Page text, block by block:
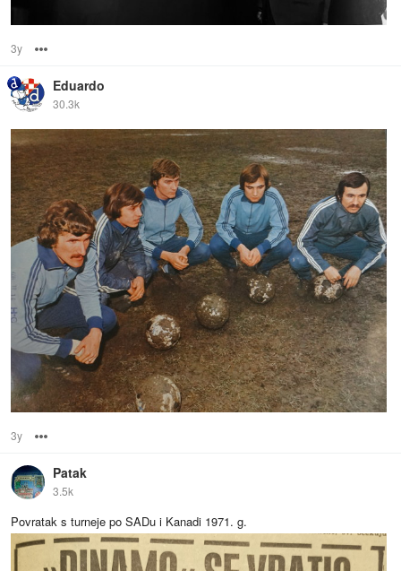
3y
Eduardo
30.3k
3y
Patak
3.5k
Povratak s turneje po SADu i Kanadi 1971. g.